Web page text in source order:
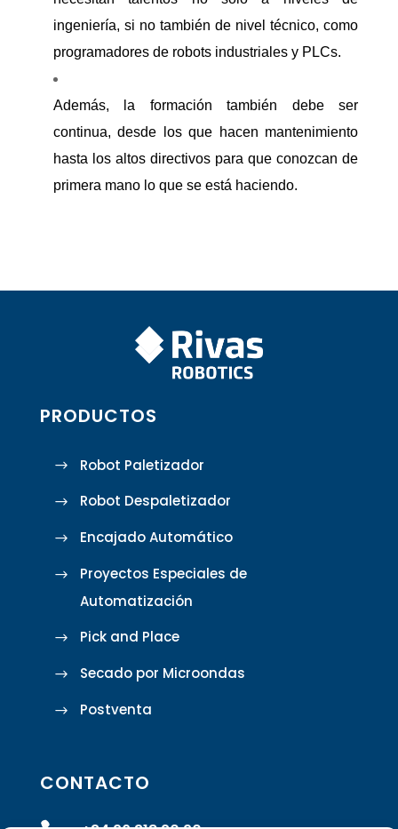
ingeniería, si no también de nivel técnico, como
programadores de robots industriales y PLCs.
Además, la formación también debe ser
continua, desde los que hacen mantenimiento
hasta los altos directivos para que conozcan de
primera mano lo que se está haciendo.
PRODUCTOS
Robot Paletizador
Robot Despaletizador
Encajado Automático
Proyectos Especiales de
Automatización
Pick and Place
Secado por Microondas
Postventa
CONTACTO